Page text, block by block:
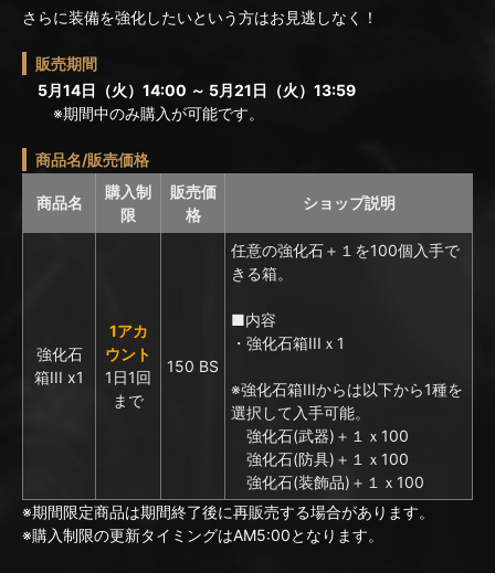
さらに装備を強化したいという方はお見逃しなく！
販売期間
5月14日（火）14:00 ～ 5月21日（火）13:59
※期間中のみ購入が可能です。
商品名/販売価格
商品名
購入制
限
販売価
格
ショップ説明
強化石
箱III x1
1アカ
ウント
1日1回
まで
150 BS
任意の強化石＋１を100個入手で
きる箱。
■内容
・強化石箱IIIｘ1
※強化石箱IIIからは以下から1種を
選択して入手可能。
強化石(武器)＋１ｘ100
強化石(防具)＋１ｘ100
強化石(装飾品)＋１ｘ100
※期間限定商品は期間終了後に再販売する場合があります。
※購入制限の更新タイミングはAM5:00となります。